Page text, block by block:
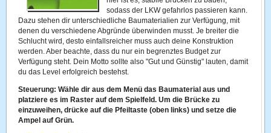
sodass der LKW gefahrlos passieren kann.
Dazu stehen dir unterschiedliche Baumaterialien zur Verfügung, mit
denen du verschiedene Abgründe überwinden musst. Je breiter die
Schlucht wird, desto einfallsreicher muss auch deine Konstruktion
werden. Aber beachte, dass du nur ein begrenztes Budget zur
Verfügung steht. Dein Motto sollte also "Gut und Günstig" lauten, damit
du das Level erfolgreich bestehst.
Steuerung: Wähle dir aus dem Menü das Baumaterial aus und
platziere es im Raster auf dem Spielfeld. Um die Brücke zu
einzuweihen, drücke auf die Pfeiltaste (oben links) und setze die
Ampel auf Grün.